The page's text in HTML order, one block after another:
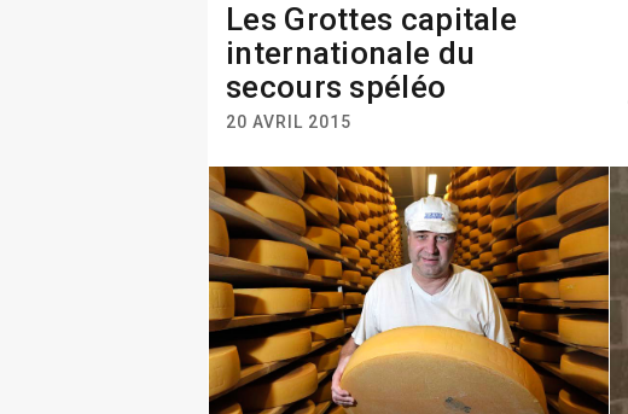
Les Grottes capitale
internationale du
secours spéléo
20 AVRIL 2015